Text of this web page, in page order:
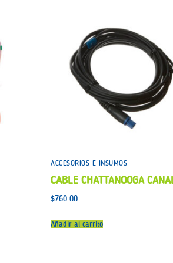
ACCESORIOS E INSUMOS
CABLE CHATTANOOGA
$760.00
Añadir al carrito